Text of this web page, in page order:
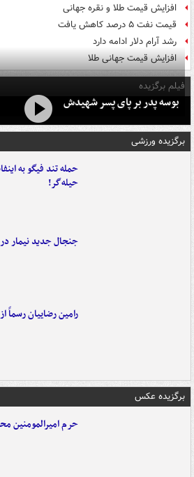
افزایش قیمت طلا و نقره جهانی
قیمت نفت ۵ درصد کاهش یافت
رشد آرام دلار ادامه دارد
افزایش قیمت جهانی طلا
فیلم برگزیده
بوسه‌ پدر بر پای پسر شهیدش
برگزیده ورزشی
حمله تند فیگو به
حیله‌گر!
جنجال جدید نیمار
رامین رضاییان رسماً
برگزیده عکس
حرم امیرالمومنین